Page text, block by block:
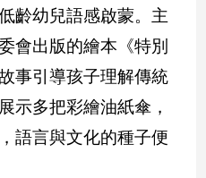
齡幼兒語感啟蒙。主
會出版的繪本《特別
事引導孩子理解傳統
示多把彩繪油紙傘，
語言與文化的種子便